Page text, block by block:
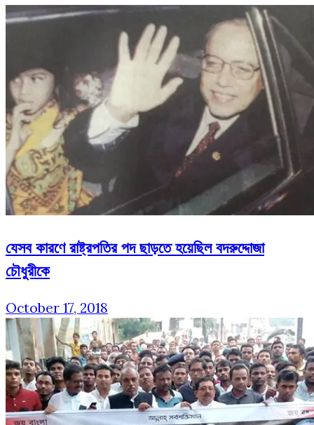
যেসব কারণে রাষ্ট্রপতির পদ ছাড়তে হয়েছিল বদরুদ্দোজা
চৌধুরীকে
October 17, 2018